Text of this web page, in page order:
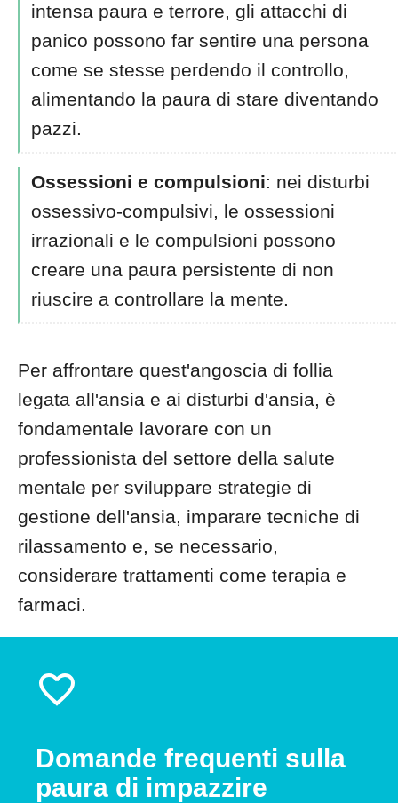
intensa paura e terrore, gli attacchi di
panico possono far sentire una persona
come se stesse perdendo il controllo,
alimentando la paura di stare diventando
pazzi.
Ossessioni e compulsioni: nei disturbi
ossessivo-compulsivi, le ossessioni
irrazionali e le compulsioni possono
creare una paura persistente di non
riuscire a controllare la mente.
Per affrontare quest'angoscia di follia
legata all'ansia e ai disturbi d'ansia, è
fondamentale lavorare con un
professionista del settore della salute
mentale per sviluppare strategie di
gestione dell'ansia, imparare tecniche di
rilassamento e, se necessario,
considerare trattamenti come terapia e
farmaci.
Domande frequenti sulla
paura di impazzire